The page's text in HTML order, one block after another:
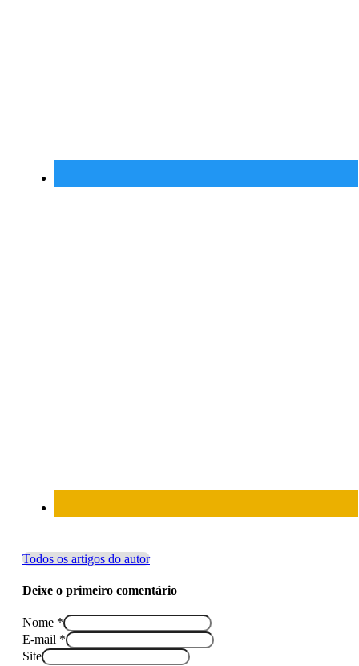
Todos os artigos do autor
Deixe o primeiro comentário
Nome *
E-mail *
Site